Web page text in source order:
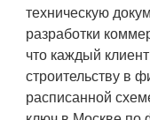
техническую
разработки
что каждый
строительству в
расписанной